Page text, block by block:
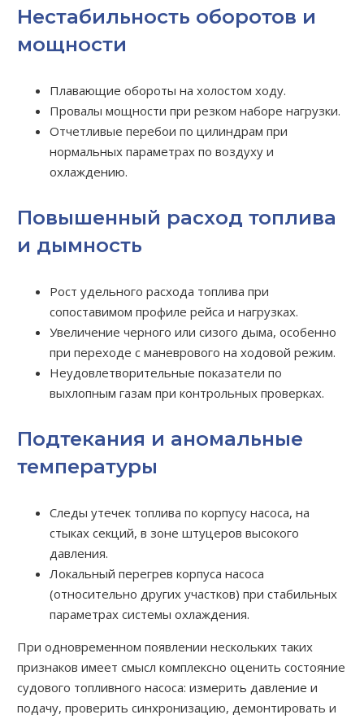
Нестабильность оборотов и
мощности
Плавающие обороты на холостом ходу.
Провалы мощности при резком наборе нагрузки.
Отчетливые перебои по цилиндрам при
нормальных параметрах по воздуху и
охлаждению.
Повышенный расход топлива
и дымность
Рост удельного расхода топлива при
сопоставимом профиле рейса и нагрузках.
Увеличение черного или сизого дыма, особенно
при переходе с маневрового на ходовой режим.
Неудовлетворительные показатели по
выхлопным газам при контрольных проверках.
Подтекания и аномальные
температуры
Следы утечек топлива по корпусу насоса, на
стыках секций, в зоне штуцеров высокого
давления.
Локальный перегрев корпуса насоса
(относительно других участков) при стабильных
параметрах системы охлаждения.
При одновременном появлении нескольких таких
признаков имеет смысл комплексно оценить состояние
судового топливного насоса: измерить давление и
подачу, проверить синхронизацию, демонтировать и